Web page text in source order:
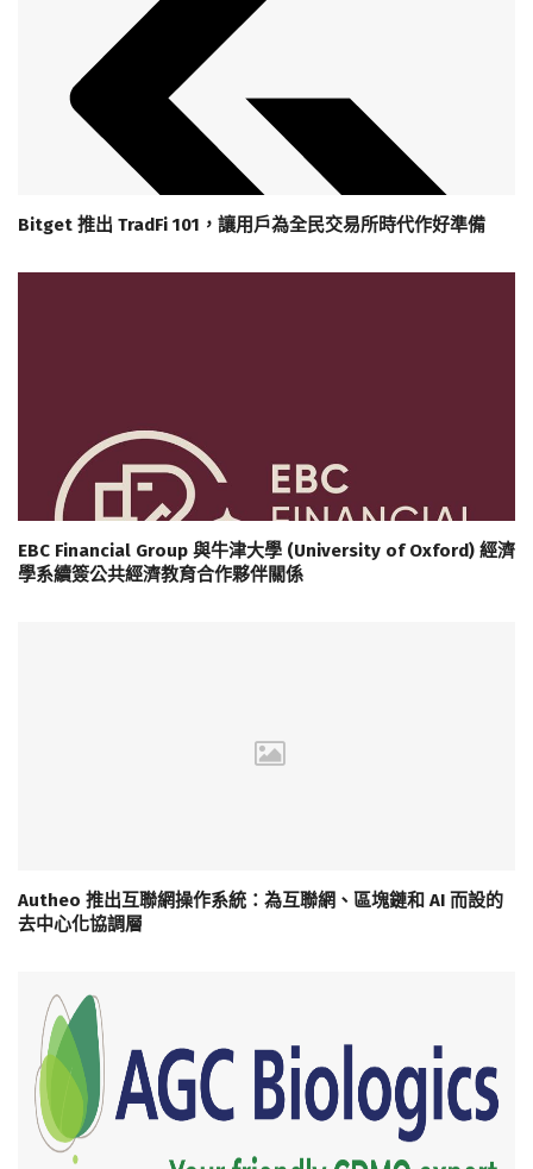
Bitget 推出 TradFi 101，讓用戶為全民交易所時代作好準備
EBC Financial Group 與牛津大學 (University of Oxford) 經濟
學系續簽公共經濟教育合作夥伴關係
Autheo 推出互聯網操作系統：為互聯網、區塊鏈和 AI 而設的
去中心化協調層